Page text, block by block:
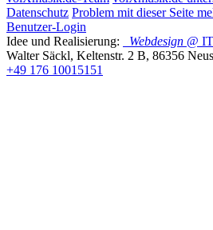
Datenschutz Problem mit dieser Seite
Benutzer-Login
Idee und Realisierung:
Webdesign @
Walter Säckl, Keltenstr. 2 B, 86356
+49 176 10015151